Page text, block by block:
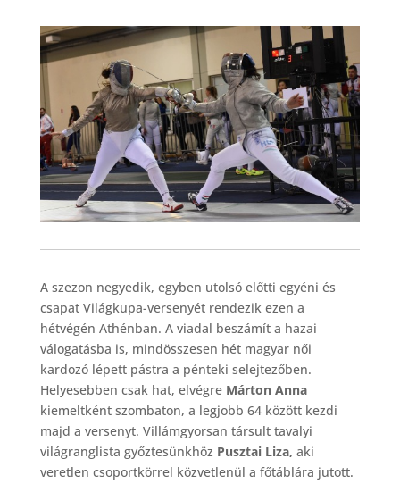
A szezon negyedik, egyben utolsó előtti egyéni és
csapat Világkupa-versenyét rendezik ezen a
hétvégén Athénban. A viadal beszámít a hazai
válogatásba is, mindösszesen hét magyar női
kardozó lépett pástra a pénteki selejtezőben.
Helyesebben csak hat, elvégre Márton Anna
kiemeltként szombaton, a legjobb 64 között kezdi
majd a versenyt. Villámgyorsan társult tavalyi
világranglista győztesünkhöz Pusztai Liza, aki
veretlen csoportkörrel közvetlenül a főtáblára jutott.